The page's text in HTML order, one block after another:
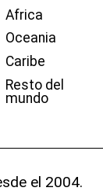
Africa
Oceania
Caribe
Resto del
mundo
el 2004.